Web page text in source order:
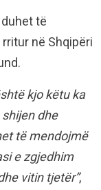
të
në Shqipëri
kjo këtu ka
dhe
të mendojmë
e zgjedhim
vitin tjetër”,